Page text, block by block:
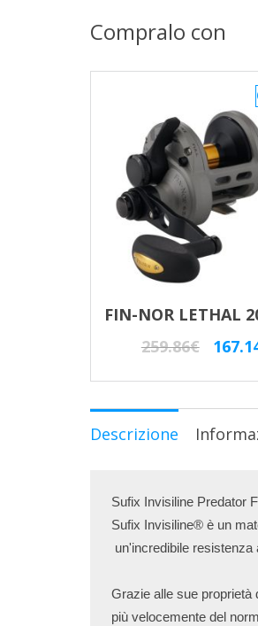
Compralo con
259.86€
Il
Descrizione
Sufix Invisiline Predator
Sufix Invisiline® è un
un'incredibile
Grazie alle sue proprietà
più velocemente del